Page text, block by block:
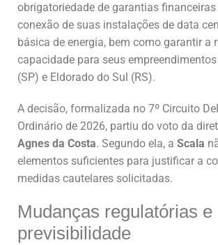
obrigatoriedade de garantias financeiras
conexão de suas instalações de data
básica de energia, bem como garantir a
capacidade para seus
(SP) e Eldorado do Sul (RS).
A decisão, formalizada no 7º Circuito
Ordinário de 2026, partiu do voto da
Agnes da Costa. Segundo ela, a Scala
elementos suficientes para justificar a
medidas cautelares solicitadas.
Mudanças regulatórias e
previsibilidade